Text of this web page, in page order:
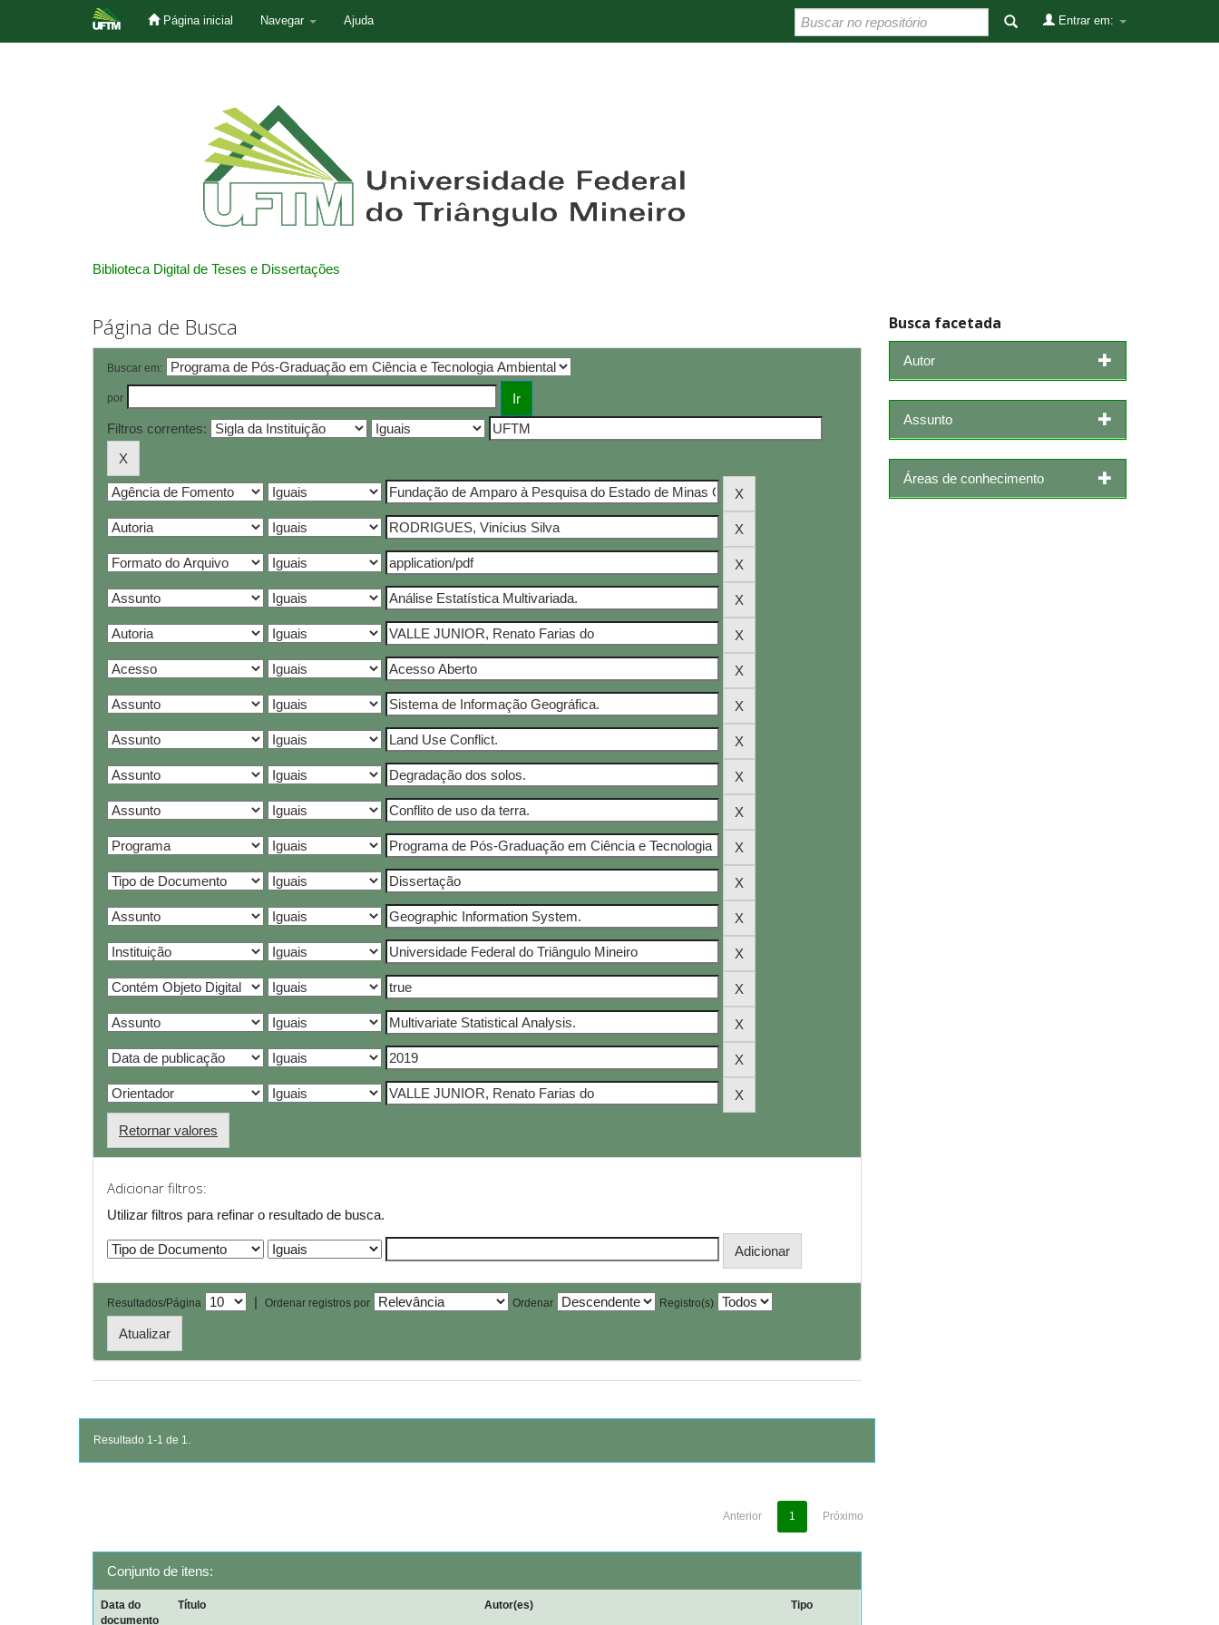
Página inicial Navegar Ajuda Entrar em:
Biblioteca Digital de Teses e Dissertações
Página de Busca
Buscar em:
por
Filtros correntes:
Retornar valores
Adicionar filtros:
Utilizar filtros para refinar o resultado de busca.
Resultados/Página | Ordenar registros por Ordenar Registro(s)
Resultado 1-1 de 1.
Anterior 1 Próximo
Conjunto de itens:
Data do
documento
Título Autor(es) Tipo
Busca facetada
Autor
Assunto
Áreas de conhecimento